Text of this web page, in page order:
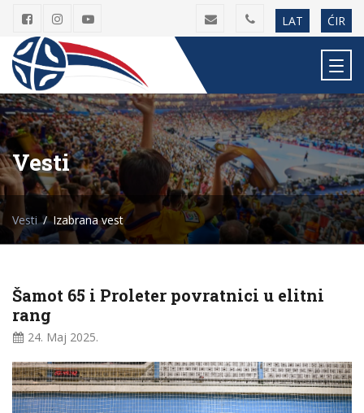
LAT ĆIR
Vesti
Vesti Izabrana vest
Šamot 65 i Proleter povratnici u elitni
rang
24. Maj 2025.